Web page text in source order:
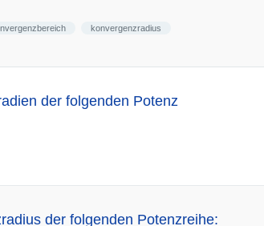
konvergenzradius
der folgenden Potenz
der folgenden Potenzreihe: